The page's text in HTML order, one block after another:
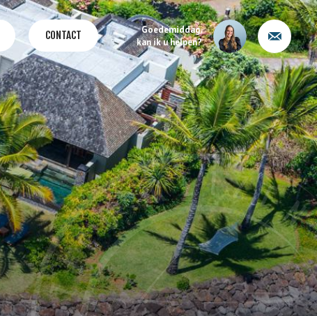
CONTACT
Goedemiddag,
kan ik u helpen?